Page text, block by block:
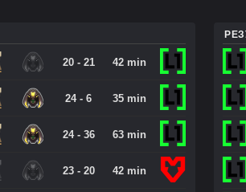
20 - 21 42 min
24 - 6 35 min
24 - 36 63 min
23 - 20 42 min